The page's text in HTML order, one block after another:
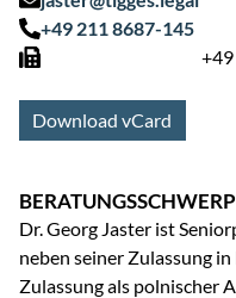
+49 211 8687-145
Download vCard
Dr. Georg Jaster ist
neben seiner Zulassung
Zulassung als polnischer